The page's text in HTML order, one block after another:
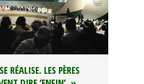
RÉALISE. LES PÈRES